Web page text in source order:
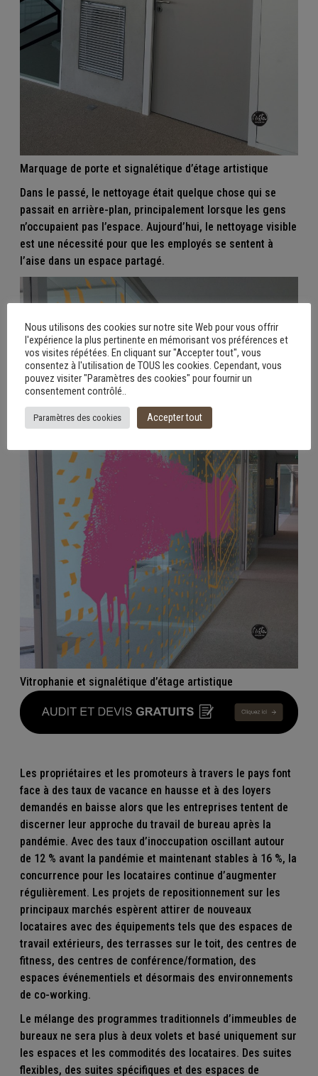
Marquage de porte et signalétique d’étage artistique
Dans le passé, le nettoyage était quelque chose qui se
passait en arrière-plan, principalement lorsque les gens
n’occupaient pas l’espace. Aujourd’hui, le nettoyage visible
est une nécessité pour que les employés se sentent à
l’aise dans un espace partagé.
Vitrophanie et signalétique d’étage artistique
Les propriétaires et les promoteurs à travers le pays font
face à des taux de vacance en hausse et à des loyers
demandés en baisse alors que les entreprises tentent de
discerner leur approche du travail de bureau après la
pandémie. Avec des taux d’inoccupation oscillant autour
de 12 % avant la pandémie et maintenant stables à 16 %, la
concurrence pour les locataires continue d’augmenter
régulièrement. Les projets de repositionnement sur les
principaux marchés espèrent attirer de nouveaux
locataires avec des équipements tels que des espaces de
travail extérieurs, des terrasses sur le toit, des centres de
fitness, des centres de conférence/formation, des
espaces événementiels et désormais des environnements
de co-working.
Le mélange des programmes traditionnels d’immeubles de
bureaux ne sera plus à deux volets et basé uniquement sur
les espaces et les commodités des locataires. Des suites
flexibles, des suites spécifiques et des espaces de
Nous utilisons des cookies sur notre site Web pour vous offrir
l'expérience la plus pertinente en mémorisant vos préférences et
vos visites répétées. En cliquant sur "Accepter tout", vous
consentez à l'utilisation de TOUS les cookies. Cependant, vous
pouvez visiter "Paramètres des cookies" pour fournir un
consentement contrôlé..
Paramètres des cookies Accepter tout